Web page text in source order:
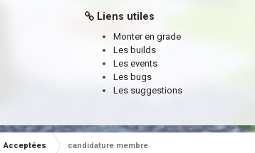
Liens utiles
Monter en grade
Les builds
Les events
Les bugs
Les suggestions
Acceptées candidature membre